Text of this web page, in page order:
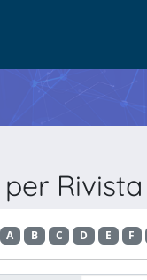
A B C D E F